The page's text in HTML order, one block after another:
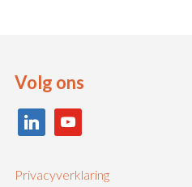
Volg ons
linkedin youtube
Privacyverklaring